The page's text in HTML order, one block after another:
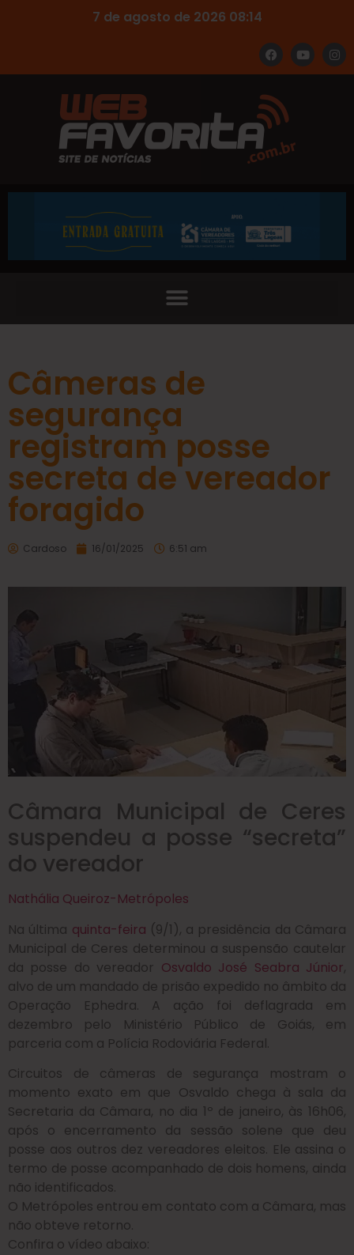
7 de agosto de 2026 08:14
Câmeras de
segurança
registram posse
secreta de vereador
foragido
Cardoso 16/01/2025 6:51 am
Câmara Municipal de Ceres
suspendeu a posse “secreta”
do vereador
Nathália Queiroz-Metrópoles
Na última quinta-feira (9/1), a presidência da Câmara
Municipal de Ceres determinou a suspensão cautelar
da posse do vereador Osvaldo José Seabra Júnior,
alvo de um mandado de prisão expedido no âmbito da
Operação Ephedra. A ação foi deflagrada em
dezembro pelo Ministério Público de Goiás, em
parceria com a Polícia Rodoviária Federal.
Circuitos de câmeras de segurança mostram o
momento exato em que Osvaldo chega à sala da
Secretaria da Câmara, no dia 1º de janeiro, às 16h06,
após o encerramento da sessão solene que deu
posse aos outros dez vereadores eleitos. Ele assina o
termo de posse acompanhado de dois homens, ainda
não identificados.
O Metrópoles entrou em contato com a Câmara, mas
não obteve retorno.
Confira o vídeo abaixo: